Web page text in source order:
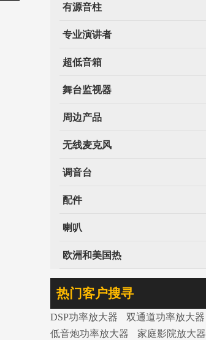
有源音柱
专业演讲者
超低音箱
舞台监视器
周边产品
无线麦克风
调音台
配件
喇叭
欧洲和美国热
热门客户搜寻
DSP功率放大器
双通道功率放大器
低音炮功率放大器
家庭影院放大器